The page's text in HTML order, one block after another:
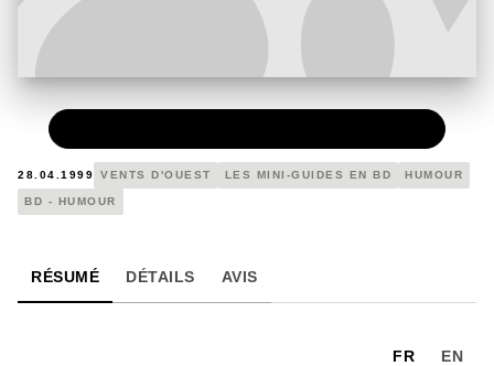
28.04.1999 VENTS D'OUEST LES MINI-GUIDES EN BD HUMOUR
BD - HUMOUR
RÉSUMÉ DÉTAILS AVIS
FR EN